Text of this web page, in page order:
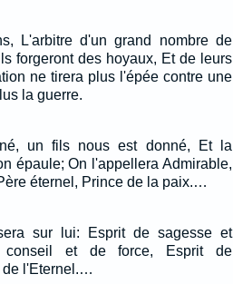
L'arbitre d'un grand nombre de
forgeront des hoyaux, Et de leurs
ne tirera plus l'épée contre une
la guerre.
un fils nous est donné, Et la
épaule; On l'appellera Admirable,
éternel, Prince de la paix.…
sur lui: Esprit de sagesse et
conseil et de force, Esprit de
de l'Eternel.…